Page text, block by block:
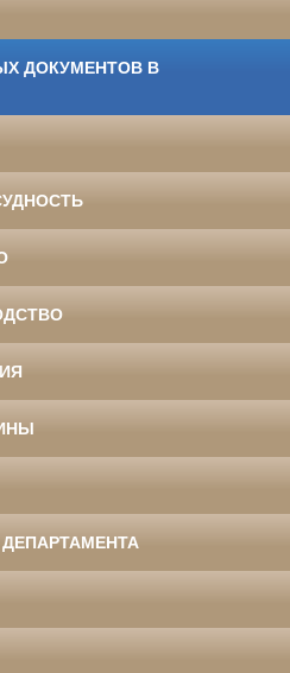
ДОКУМЕНТОВ В